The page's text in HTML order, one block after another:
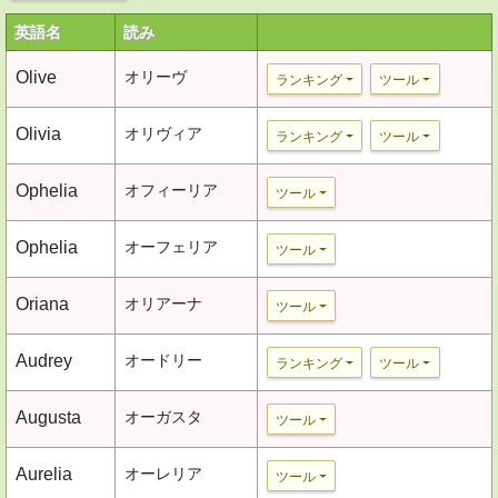
英語名 読み
Olive オリーヴ ランキング ツール
Olivia オリヴィア ランキング ツール
Ophelia オフィーリア ツール
Ophelia オーフェリア ツール
Oriana オリアーナ ツール
Audrey オードリー ランキング ツール
Augusta オーガスタ ツール
Aurelia オーレリア ツール